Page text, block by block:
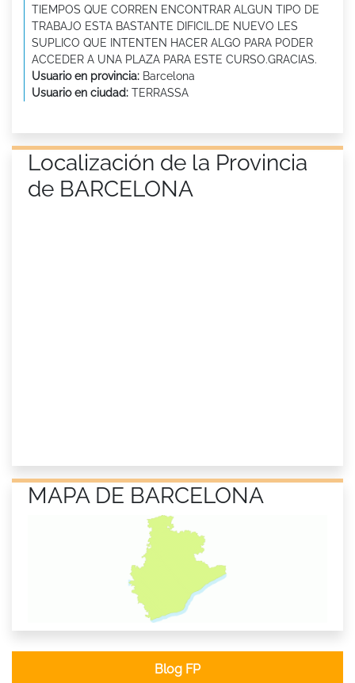
TIEMPOS QUE CORREN ENCONTRAR ALGUN TIPO DE
TRABAJO ESTA BASTANTE DIFICIL.DE NUEVO LES
SUPLICO QUE INTENTEN HACER ALGO PARA PODER
ACCEDER A UNA PLAZA PARA ESTE CURSO.GRACIAS.
Usuario en provincia: Barcelona
Usuario en ciudad: TERRASSA
Localización de la Provincia
de BARCELONA
MAPA DE BARCELONA
Blog FP